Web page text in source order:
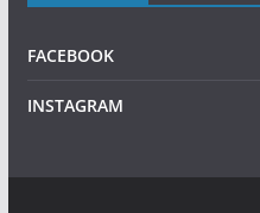
FACEBOOK
INSTAGRAM